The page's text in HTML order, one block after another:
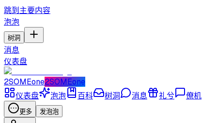
跳到主要内容
泡泡
树洞
消息
仪表盘
2SOMEone2SOMEone
仪表盘
泡泡 百科 树洞 消息 礼兮 僚机
更多 发泡泡